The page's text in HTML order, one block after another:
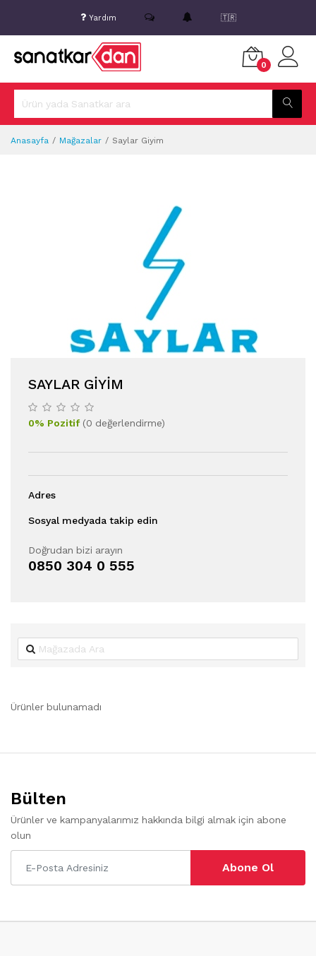
Yardım 🇹🇷
0
Anasayfa Mağazalar Saylar Giyim
SAYLAR GIYIM
0% Pozitif(0 değerlendirme)
Adres
Sosyal medyada takip edin
Doğrudan bizi arayın
0850 304 0 555
Ürünler bulunamadı
Bülten
Ürünler ve kampanyalarımız hakkında bilgi almak için abone
olun
Abone Ol